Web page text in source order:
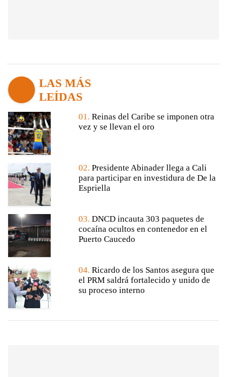
LAS MÁS
LEÍDAS
01. Reinas del Caribe se imponen otra
vez y se llevan el oro
02. Presidente Abinader llega a Cali
para participar en investidura de De la
Espriella
03. DNCD incauta 303 paquetes de
cocaína ocultos en contenedor en el
Puerto Caucedo
04. Ricardo de los Santos asegura que
el PRM saldrá fortalecido y unido de
su proceso interno